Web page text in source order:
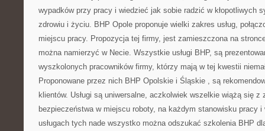
wypadków przy pracy i wiedzieć jak sobie radzić w kłopotliwych
zdrowiu i życiu. BHP Opole proponuje wielki zakres usług,
miejscu pracy. Propozycja tej firmy, jest zamieszczona na
można namierzyć w Necie. Wszystkie usługi BHP, są
wyszkolonych pracowników firmy, którzy mają w tej kwestii
Proponowane przez nich BHP Opolskie i Śląskie , są
klientów. Usługi są uniwersalne, aczkolwiek wszelkie wiążą się z
bezpieczeństwa w miejscu roboty, na każdym stanowisku pracy
usługach tych nade wszystko można odszukać szkolenia BHP